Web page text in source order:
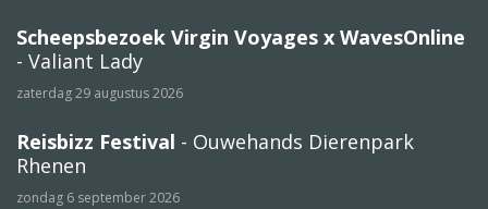
Scheepsbezoek Virgin Voyages x WavesOnline
- Valiant Lady
zaterdag 29 augustus 2026
Reisbizz Festival - Ouwehands Dierenpark
Rhenen
zondag 6 september 2026